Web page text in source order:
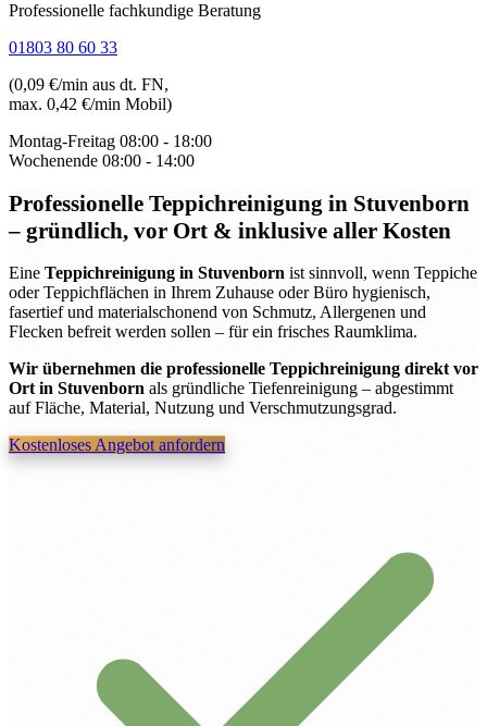
Professionelle fachkundige Beratung
01803 80 60 33
(0,09 €/min aus dt. FN,
max. 0,42 €/min Mobil)
Montag-Freitag 08:00 - 18:00
Wochenende 08:00 - 14:00
Professionelle Teppichreinigung in Stuvenborn
– gründlich, vor Ort & inklusive aller Kosten
Eine Teppichreinigung in Stuvenborn ist sinnvoll, wenn Teppiche
oder Teppichflächen in Ihrem Zuhause oder Büro hygienisch,
fasertief und materialschonend von Schmutz, Allergenen und
Flecken befreit werden sollen – für ein frisches Raumklima.
Wir übernehmen die professionelle Teppichreinigung direkt vor
Ort in Stuvenborn als gründliche Tiefenreinigung – abgestimmt
auf Fläche, Material, Nutzung und Verschmutzungsgrad.
Kostenloses Angebot anfordern